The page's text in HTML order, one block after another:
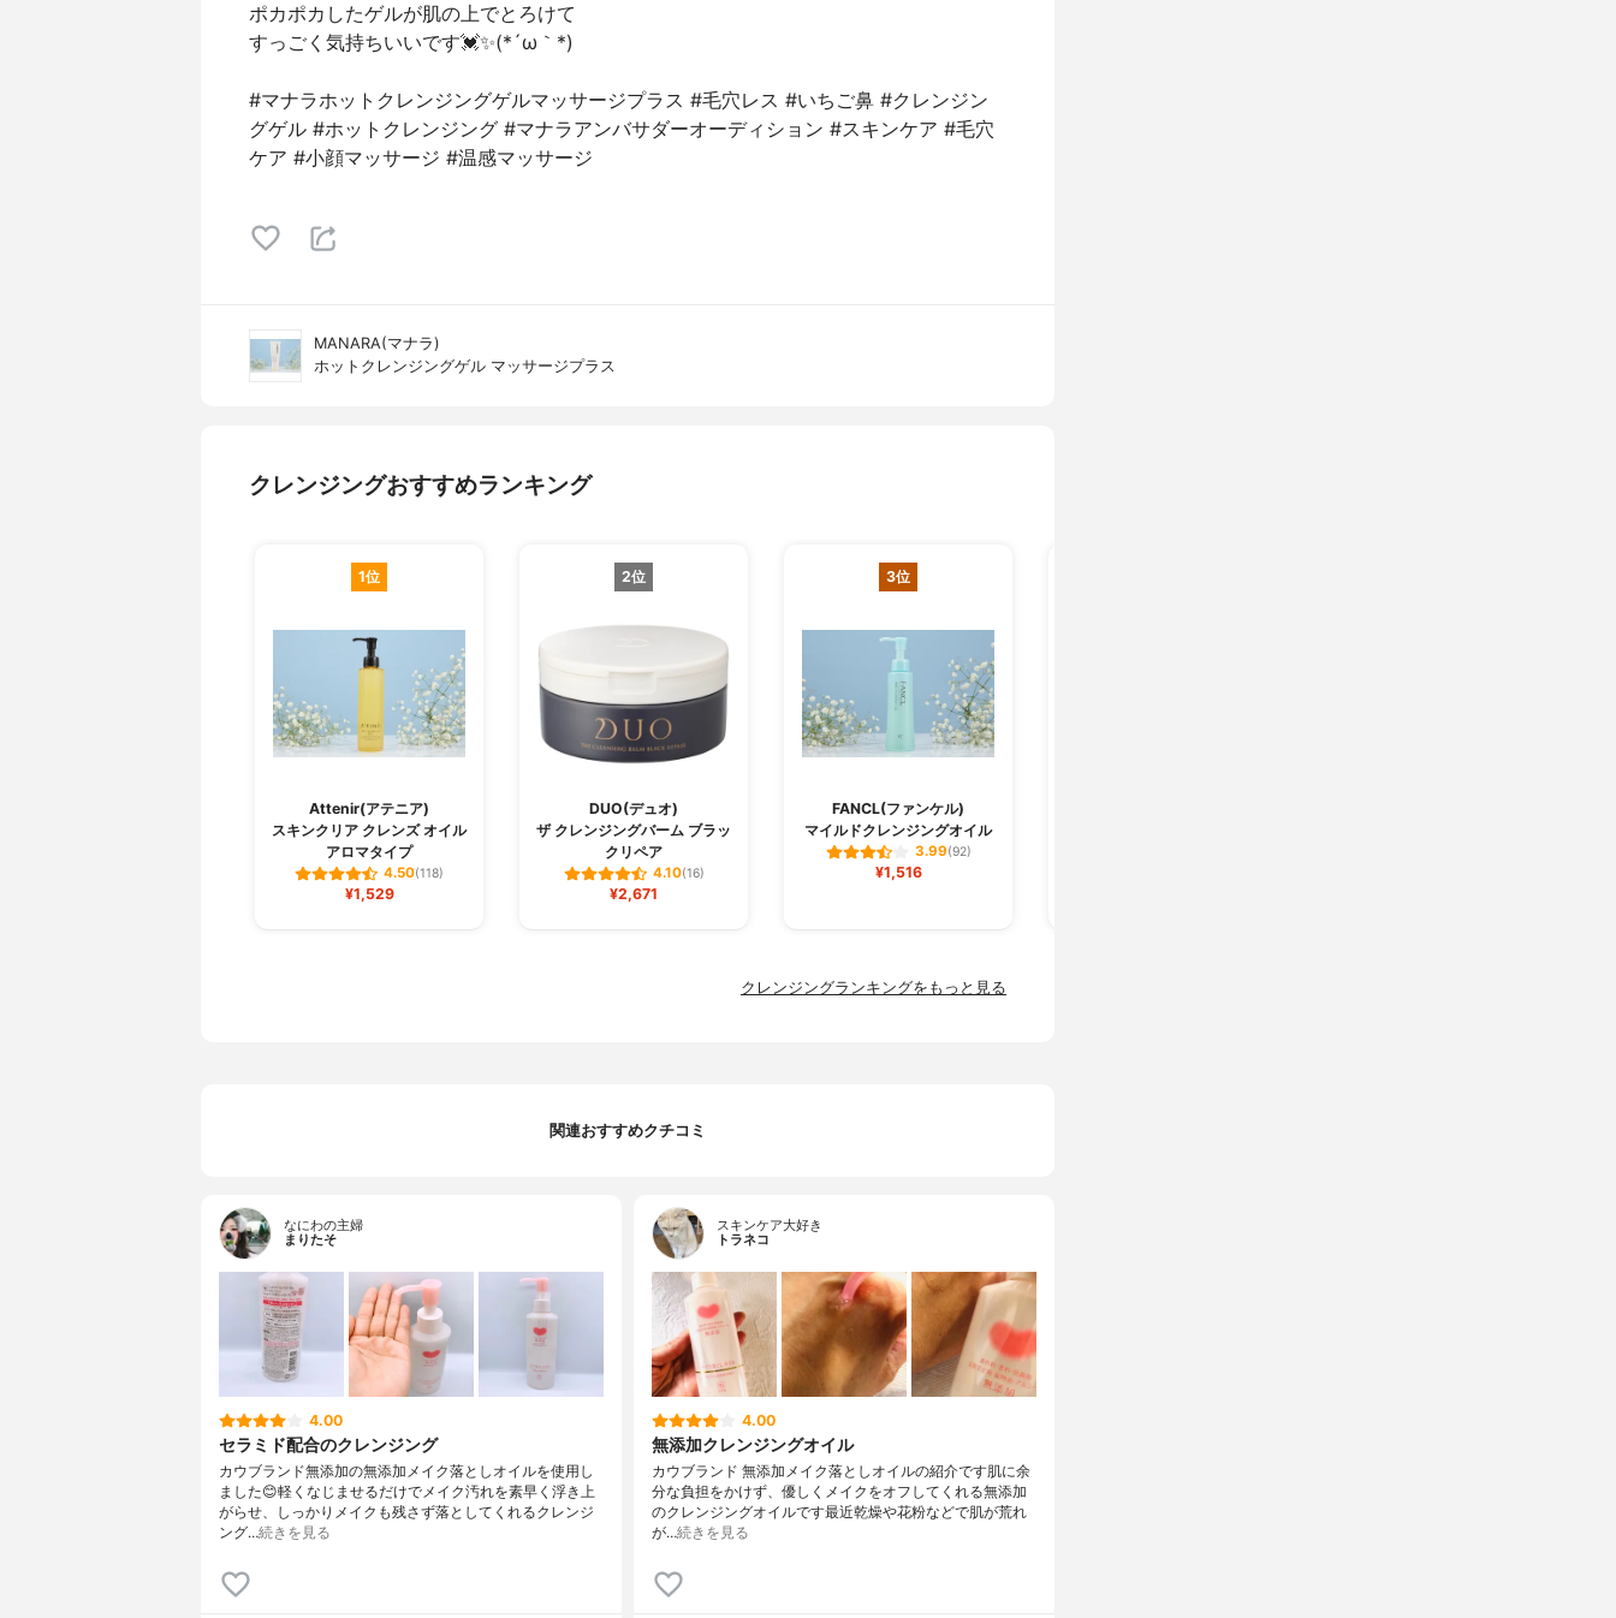
ポカポカしたゲルが肌の上でとろけて
すっごく気持ちいいです💓✨(*´ω｀*)
#マナラホットクレンジングゲルマッサージプラス #毛穴レス #いちご鼻 #クレンジン
グゲル #ホットクレンジング #マナラアンバサダーオーディション #スキンケア #毛穴
ケア #小顔マッサージ #温感マッサージ
MANARA(マナラ)
ホットクレンジングゲル マッサージプラス
クレンジングおすすめランキング
1位
Attenir(アテニア)
スキンクリア クレンズ オイル
アロマタイプ
4.50(118)
¥1,529
2位
DUO(デュオ)
ザ クレンジングバーム ブラッ
クリペア
4.10(16)
¥2,671
3位
FANCL(ファンケル)
マイルドクレンジングオイル
3.99(92)
¥1,516
クレンジングランキングをもっと見る
関連おすすめクチコミ
なにわの主婦
まりたそ
4.00
セラミド配合のクレンジング
カウブランド無添加の無添加メイク落としオイルを使用し
ました😊軽くなじませるだけでメイク汚れを素早く浮き上
がらせ、しっかりメイクも残さず落としてくれるクレンジ
ング…続きを見る
スキンケア大好き
トラネコ
4.00
無添加クレンジングオイル
カウブランド 無添加メイク落としオイルの紹介です肌に余
分な負担をかけず、優しくメイクをオフしてくれる無添加
のクレンジングオイルです最近乾燥や花粉などで肌が荒れ
が…続きを見る